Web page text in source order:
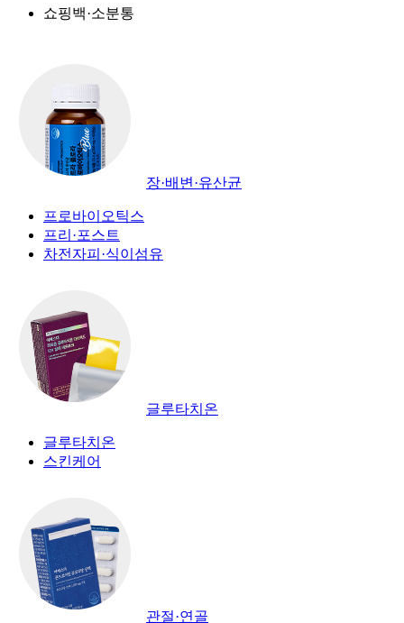
쇼핑백·소분통
장·배변·유산균
프로바이오틱스
프리·포스트
차전자피·식이섬유
글루타치온
글루타치온
스킨케어
관절·연골